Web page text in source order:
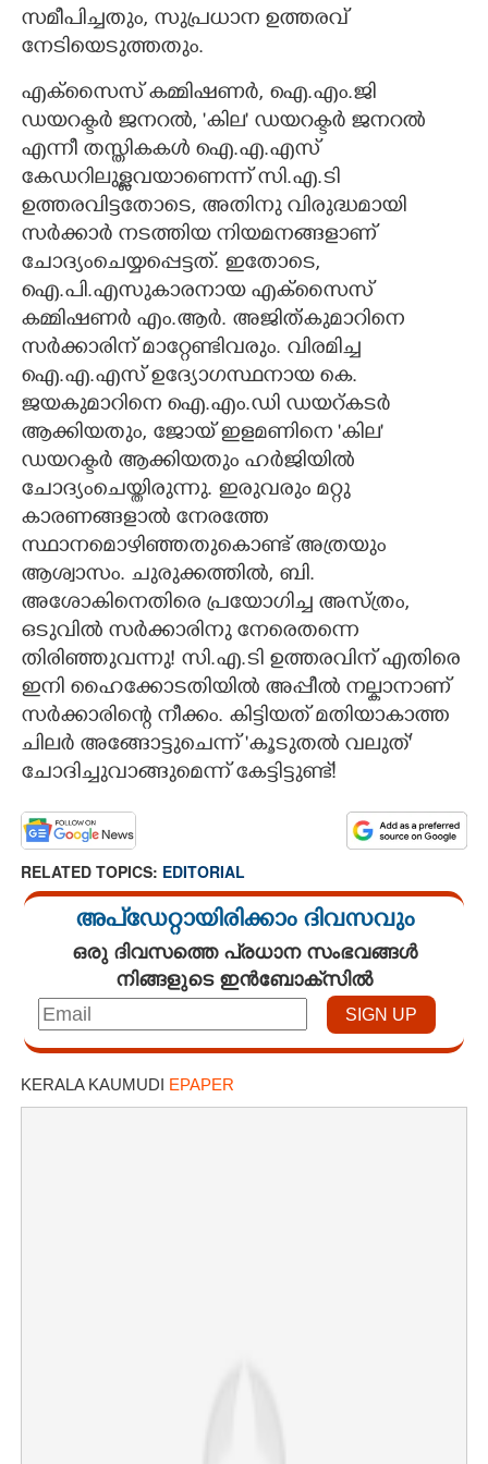
സമീപിച്ചതും,​ സുപ്രധാന ഉത്തരവ്
നേടിയെടുത്തതും.
എക്സൈസ് കമ്മിഷണർ,​ ഐ.എം.ജി
ഡയറക്ടർ ജനറൽ,​ 'കില" ഡയറക്ടർ ജനറൽ
എന്നീ തസ്തികകൾ ഐ.എ.എസ്
കേഡറിലുള്ളവയാണെന്ന് സി.എ.ടി
ഉത്തരവിട്ടതോടെ,​ അതിനു വിരുദ്ധമായി
സർക്കാർ നടത്തിയ നിയമനങ്ങളാണ്
ചോദ്യംചെയ്യപ്പെട്ടത്. ഇതോടെ,​
ഐ.പി.എസുകാരനായ എക്സൈസ്
കമ്മിഷണർ എം.ആർ. അജിത്കുമാറിനെ
സർക്കാരിന് മാറ്റേണ്ടിവരും. വിരമിച്ച
ഐ.എ.എസ് ഉദ്യോഗസ്ഥനായ കെ.
ജയകുമാറിനെ ഐ.എം.ഡി ഡയറ്കടർ
ആക്കിയതും,​ ജോയ് ഇളമണിനെ 'കില"
ഡയറക്ടർ ആക്കിയതും ഹർജിയിൽ
ചോദ്യംചെയ്തിരുന്നു. ഇരുവരും മറ്റു
കാരണങ്ങളാൽ നേരത്തേ
സ്ഥാനമൊഴിഞ്ഞതുകൊണ്ട് അത്രയും
ആശ്വാസം. ചുരുക്കത്തിൽ,​ ബി.
അശോകിനെതിരെ പ്രയോഗിച്ച അസ്ത്രം,​
ഒടുവിൽ സർക്കാരിനു നേരെതന്നെ
തിരിഞ്ഞുവന്നു! സി.എ.ടി ഉത്തരവിന് എതിരെ
ഇനി ഹൈക്കോടതിയിൽ അപ്പീൽ നല്കാനാണ്
സർക്കാരിന്റെ നീക്കം. കിട്ടിയത് മതിയാകാത്ത
ചിലർ അങ്ങോട്ടുചെന്ന് 'കൂടുതൽ വലുത്"
ചോദിച്ചുവാങ്ങുമെന്ന് കേട്ടിട്ടുണ്ട്!
RELATED TOPICS: EDITORIAL
അപ്ഡേറ്റായിരിക്കാം ദിവസവും
ഒരു ദിവസത്തെ പ്രധാന സംഭവങ്ങൾ
നിങ്ങളുടെ ഇൻബോക്സിൽ
KERALA KAUMUDI EPAPER